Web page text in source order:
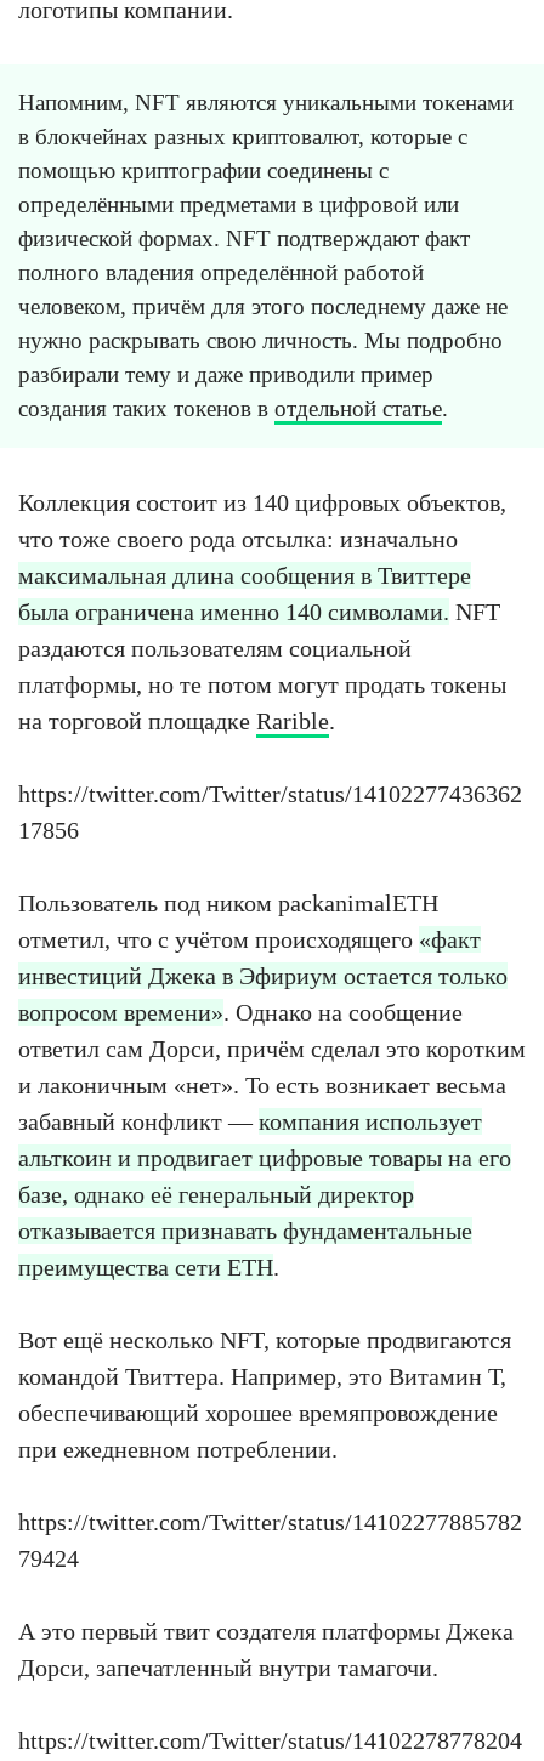
логотипы компании.
Напомним, NFT являются уникальными токенами
в блокчейнах разных криптовалют, которые с
помощью криптографии соединены с
определёнными предметами в цифровой или
физической формах. NFT подтверждают факт
полного владения определённой работой
человеком, причём для этого последнему даже не
нужно раскрывать свою личность. Мы подробно
разбирали тему и даже приводили пример
создания таких токенов в отдельной статье.
Коллекция состоит из 140 цифровых объектов,
что тоже своего рода отсылка: изначально
максимальная длина сообщения в Твиттере
была ограничена именно 140 символами. NFT
раздаются пользователям социальной
платформы, но те потом могут продать токены
на торговой площадке Rarible.
https://twitter.com/Twitter/status/14102277436362
17856
Пользователь под ником packanimalETH
отметил, что с учётом происходящего «факт
инвестиций Джека в Эфириум остается только
вопросом времени». Однако на сообщение
ответил сам Дорси, причём сделал это коротким
и лаконичным «нет». То есть возникает весьма
забавный конфликт —компания использует
альткоин и продвигает цифровые товары на его
базе, однако её генеральный директор
отказывается признавать фундаментальные
преимущества сети ETH.
Вот ещё несколько NFT, которые продвигаются
командой Твиттера. Например, это Витамин Т,
обеспечивающий хорошее времяпровождение
при ежедневном потреблении.
https://twitter.com/Twitter/status/14102277885782
79424
А это первый твит создателя платформы Джека
Дорси, запечатленный внутри тамагочи.
https://twitter.com/Twitter/status/14102278778204